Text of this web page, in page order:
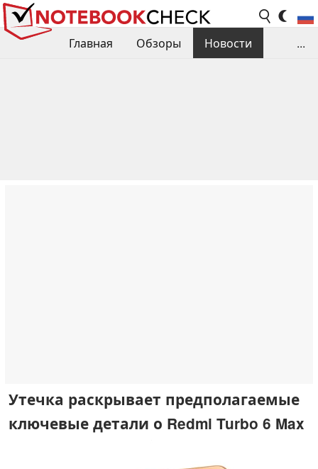
Главная Обзоры
Новости
...
Утечка раскрывает предполагаемые
ключевые детали о Redmi Turbo 6 Max